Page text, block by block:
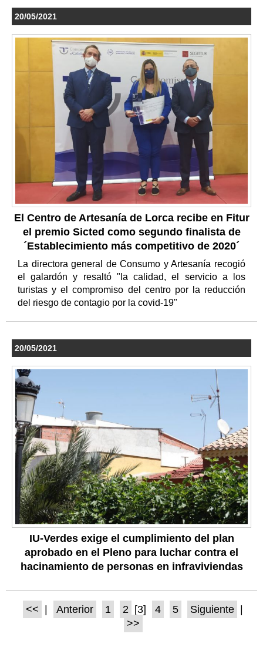
20/05/2021
El Centro de Artesanía de Lorca recibe en Fitur
el premio Sicted como segundo finalista de
´Establecimiento más competitivo de 2020´
La directora general de Consumo y Artesanía recogió
el galardón y resaltó "la calidad, el servicio a los
turistas y el compromiso del centro por la reducción
del riesgo de contagio por la covid-19"
20/05/2021
IU-Verdes exige el cumplimiento del plan
aprobado en el Pleno para luchar contra el
hacinamiento de personas en infraviviendas
<< Anterior 1 2 [3] 4 5 Siguiente
>>